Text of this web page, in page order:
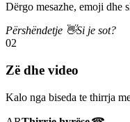
Dërgo mesazhe, emoji dhe
Përshëndetje 👋Si je sot?
02
Zë dhe video
Kalo nga biseda te thirrja